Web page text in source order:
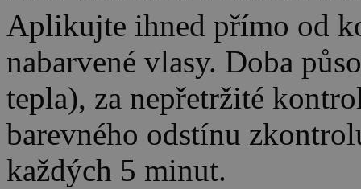
Aplikujte ihned přímo od
nabarvené vlasy. Doba
tepla), za nepřetržité
barevného odstínu
každých 5 minut.